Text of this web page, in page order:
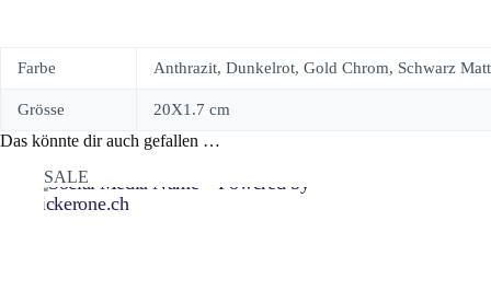
Farbe Anthrazit, Dunkelrot, Gold Chrom, Schwarz
Grösse 20X1.7 cm
Das könnte dir auch gefallen …
SALE